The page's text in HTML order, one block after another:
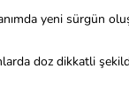
yeni sürgün
doz dikkatli